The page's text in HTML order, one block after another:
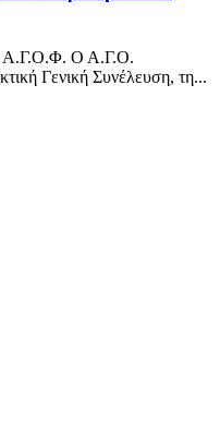
Ο Α.Γ.Ο.
Γενική Συνέλευση, τη...